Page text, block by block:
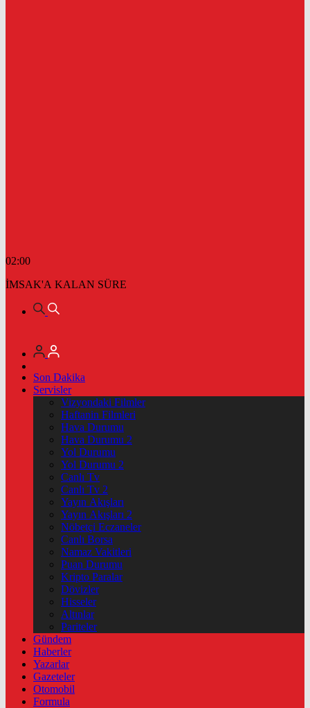
02:00
İMSAK'A KALAN SÜRE
Son Dakika
Servisler
Vizyondaki Filmler
Haftanin Filmleri
Hava Durumu
Hava Durumu 2
Yol Durumu
Yol Durumu 2
Canlı Tv
Canlı Tv 2
Yayın Akışları
Yayın Akışları 2
Nöbetçi Eczaneler
Canlı Borsa
Namaz Vakitleri
Puan Durumu
Kripto Paralar
Dövizler
Hisseler
Altınlar
Pariteler
Gündem
Haberler
Yazarlar
Gazeteler
Otomobil
Formula